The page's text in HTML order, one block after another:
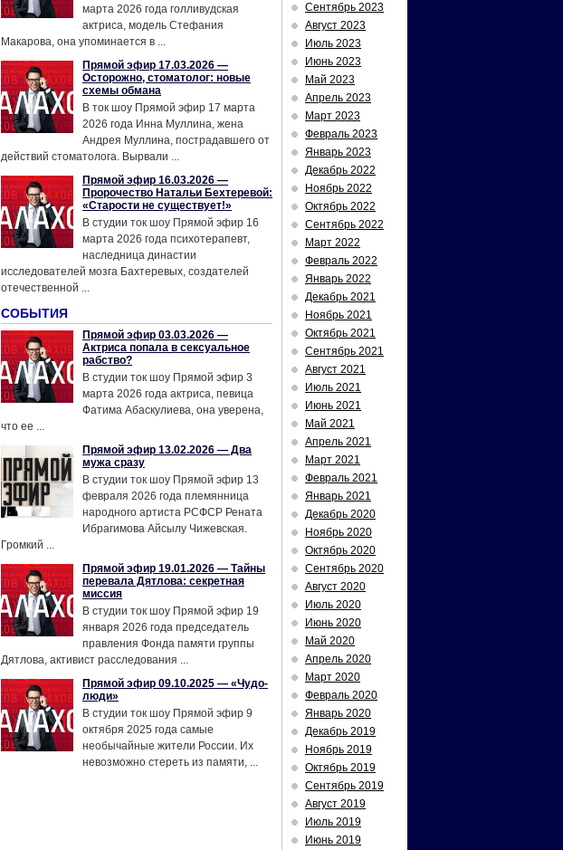
марта 2026 года голливудская
актриса, модель Стефания
Макарова, она упоминается в ...
Прямой эфир 17.03.2026 —
Осторожно, стоматолог: новые
схемы обмана
В ток шоу Прямой эфир 17 марта
2026 года Инна Муллина, жена
Андрея Муллина, пострадавшего от
действий стоматолога. Вырвали ...
Прямой эфир 16.03.2026 —
Пророчество Натальи Бехтеревой:
«Старости не существует!»
В студии ток шоу Прямой эфир 16
марта 2026 года психотерапевт,
наследница династии
исследователей мозга Бахтеревых, создателей
отечественной ...
СОБЫТИЯ
Прямой эфир 03.03.2026 —
Актриса попала в сексуальное
рабство?
В студии ток шоу Прямой эфир 3
марта 2026 года актриса, певица
Фатима Абаскулиева, она уверена,
что ее ...
Прямой эфир 13.02.2026 — Два
мужа сразу
В студии ток шоу Прямой эфир 13
февраля 2026 года племянница
народного артиста РСФСР Рената
Ибрагимова Айсылу Чижевская.
Громкий ...
Прямой эфир 19.01.2026 — Тайны
перевала Дятлова: секретная
миссия
В студии ток шоу Прямой эфир 19
января 2026 года председатель
правления Фонда памяти группы
Дятлова, активист расследования ...
Прямой эфир 09.10.2025 — «Чудо-
люди»
В студии ток шоу Прямой эфир 9
октября 2025 года самые
необычайные жители России. Их
невозможно стереть из памяти, ...
Сентябрь 2023
Август 2023
Июль 2023
Июнь 2023
Май 2023
Апрель 2023
Март 2023
Февраль 2023
Январь 2023
Декабрь 2022
Ноябрь 2022
Октябрь 2022
Сентябрь 2022
Март 2022
Февраль 2022
Январь 2022
Декабрь 2021
Ноябрь 2021
Октябрь 2021
Сентябрь 2021
Август 2021
Июль 2021
Июнь 2021
Май 2021
Апрель 2021
Март 2021
Февраль 2021
Январь 2021
Декабрь 2020
Ноябрь 2020
Октябрь 2020
Сентябрь 2020
Август 2020
Июль 2020
Июнь 2020
Май 2020
Апрель 2020
Март 2020
Февраль 2020
Январь 2020
Декабрь 2019
Ноябрь 2019
Октябрь 2019
Сентябрь 2019
Август 2019
Июль 2019
Июнь 2019